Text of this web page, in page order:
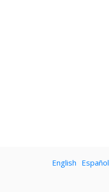
English Español